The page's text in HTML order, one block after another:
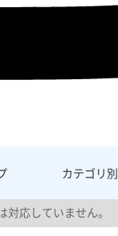
カテゴリ別
応していません。